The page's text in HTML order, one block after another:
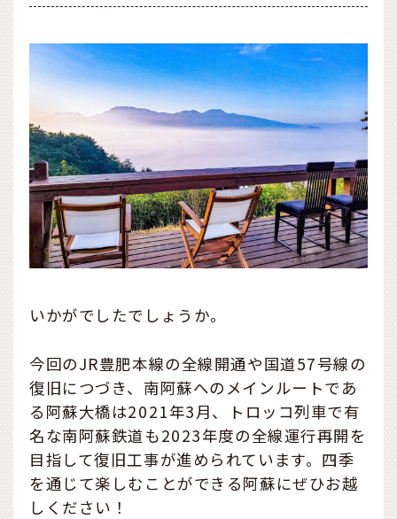
いかがでしたでしょうか。
今回のJR豊肥本線の全線開通や国道57号線の
復旧につづき、南阿蘇へのメインルートであ
る阿蘇大橋は2021年3月、トロッコ列車で有
名な南阿蘇鉄道も2023年度の全線運行再開を
目指して復旧工事が進められています。四季
を通じて楽しむことができる阿蘇にぜひお越
しください！